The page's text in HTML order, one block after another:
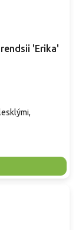
'Erika'